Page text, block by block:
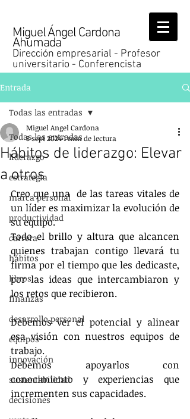
Miguel Ángel Cardona
Ahumada
Dirección empresarial - Profesor
universitario - Conferencista
Entrada
Todas las entradas
liderazgo
estrategia
marca personal
productividad
carrera
hábitos
libros
finanzas
desarrollo personal
equipos
innovación
sustentabilidad
decisiones
Todas las entradas
Hábitos de liderazgo: Elevar
a otros
Miguel Angel Cardona
8 sept 20241 min de lectura
Creo que una  de las tareas vitales de
un líder es maximizar la evolución de
su equipo.
Todo el brillo y altura que alcancen
quienes trabajan contigo llevará tu
firma por el tiempo que les dedicaste,
por las ideas que intercambiaron y
los retos que recibieron.
Debemos ver el potencial y alinear
esa visión con nuestros equipos de
trabajo.
Debemos apoyarlos con
conocimiento y experiencias que
incrementen sus capacidades.